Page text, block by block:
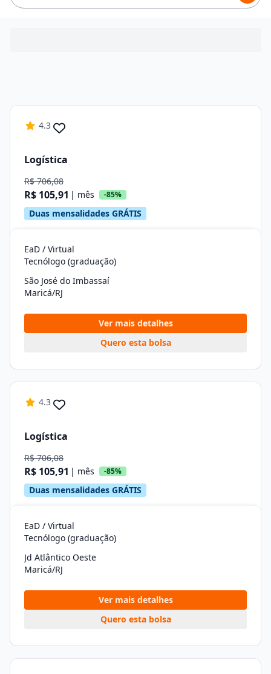
4.3
Logística
R$ 706,08
R$ 105,91 | mês -85%
Duas mensalidades GRÁTIS
EaD / Virtual
Tecnólogo (graduação)
São José do Imbassaí
Maricá/RJ
Ver mais detalhes
Quero esta bolsa
4.3
Logística
R$ 706,08
R$ 105,91 | mês -85%
Duas mensalidades GRÁTIS
EaD / Virtual
Tecnólogo (graduação)
Jd Atlântico Oeste
Maricá/RJ
Ver mais detalhes
Quero esta bolsa